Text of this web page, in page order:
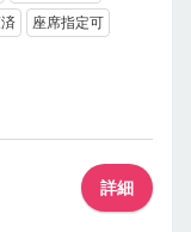
座席指定可
詳細